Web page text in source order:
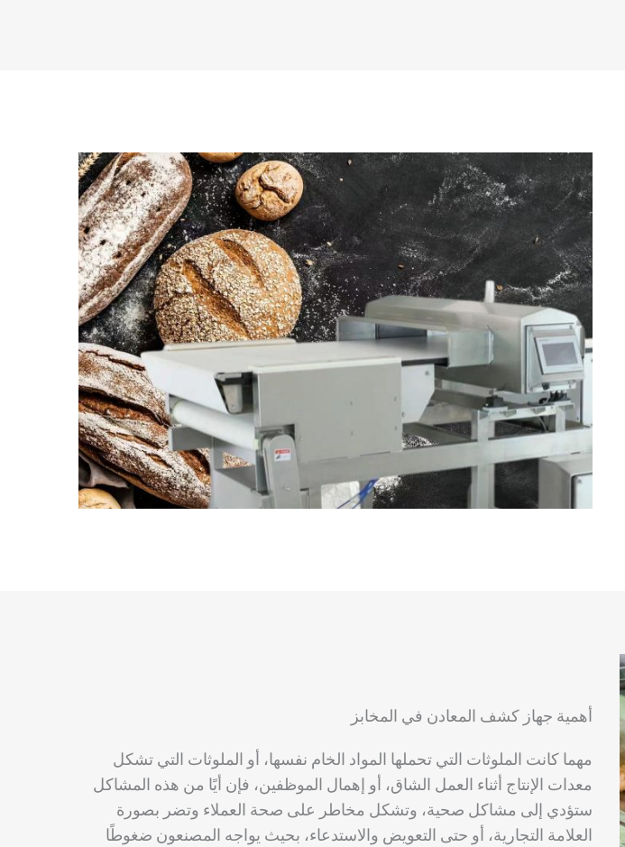
أهمية جهاز كشف المعادن في المخابز
مهما كانت الملوثات التي تحملها المواد الخام نفسها، أو الملوثات التي تشكل
معدات الإنتاج أثناء العمل الشاق، أو إهمال الموظفين، فإن أيًا من هذه المشاكل
ستؤدي إلى مشاكل صحية، وتشكل مخاطر على صحة العملاء وتضر بصورة
العلامة التجارية، أو حتى التعويض والاستدعاء، بحيث يواجه المصنعون ضغوطًا